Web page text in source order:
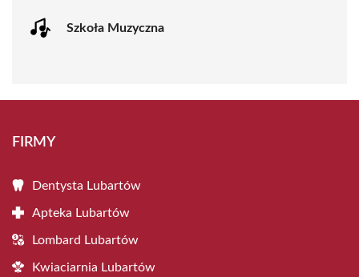
Szkoła Muzyczna
FIRMY
Dentysta Lubartów
Apteka Lubartów
Lombard Lubartów
Kwiaciarnia Lubartów